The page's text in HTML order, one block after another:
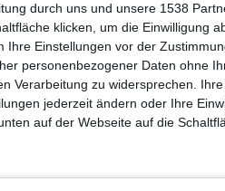
durch uns und unsere 1538
klicken, um die Einwilligung
Ihre Einstellungen vor der
personenbezogener Daten ohne
Verarbeitung zu widersprechen.
jederzeit ändern oder Ihre
auf der Webseite auf die
den Angriffsschaden von
soll nur dann zurückgesetzt
hat, wird in der Patch
Video, das es heute so nicht